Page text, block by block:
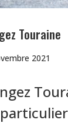
Touraine
2021